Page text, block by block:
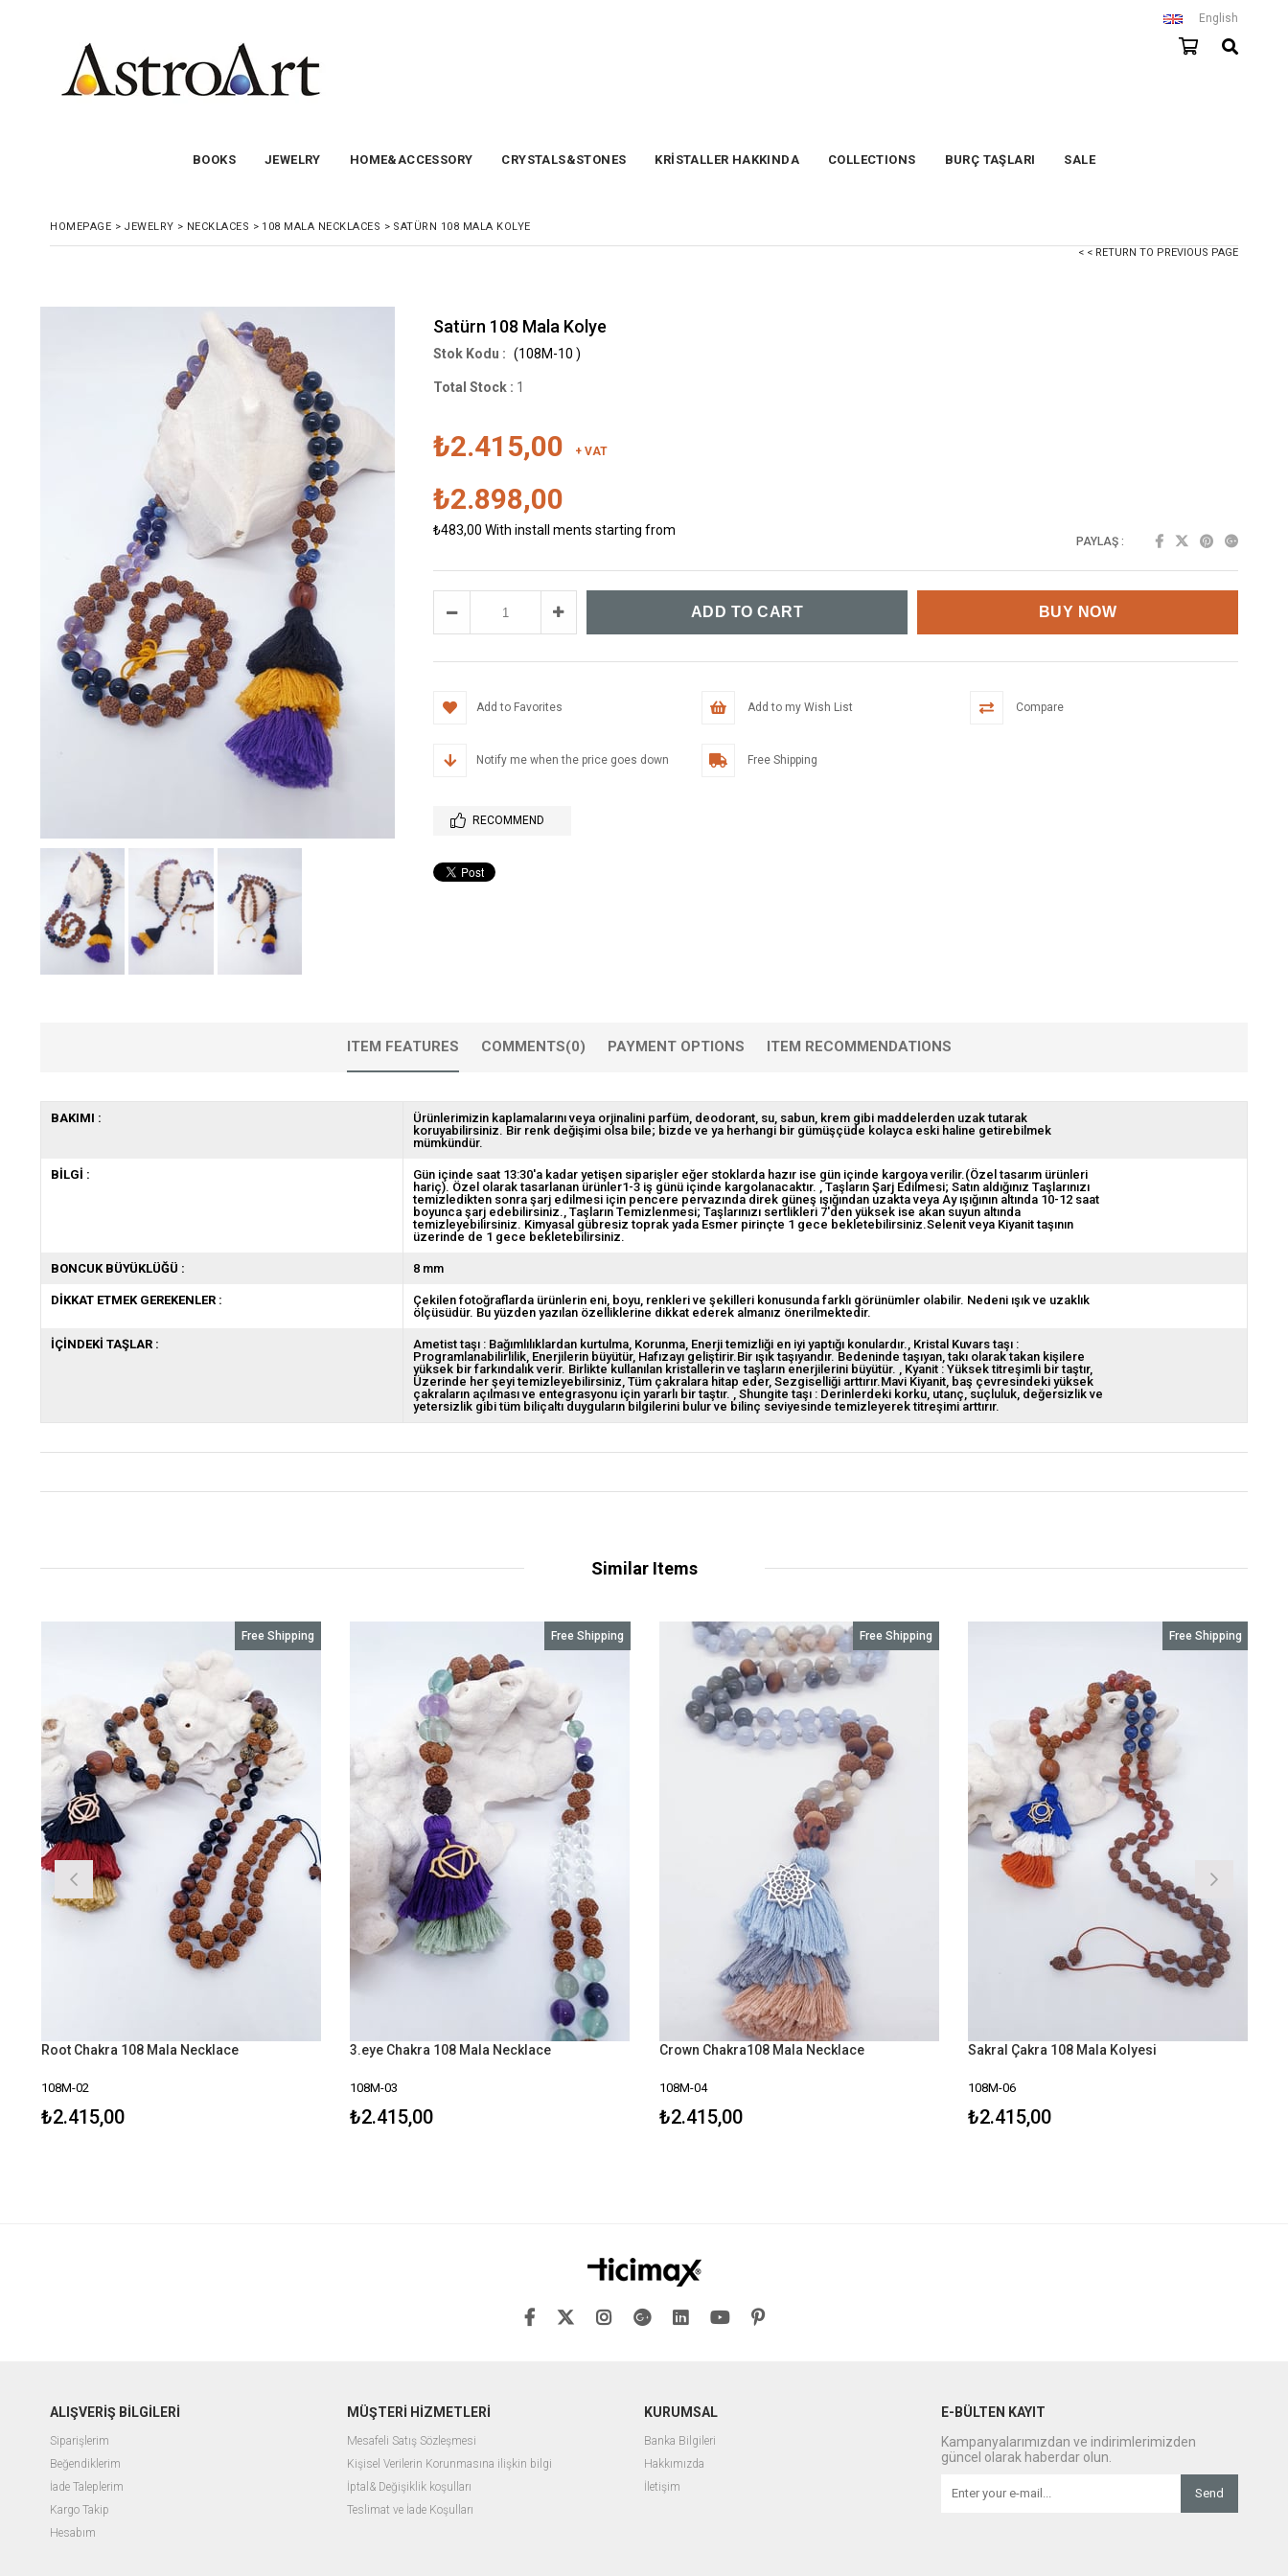
English
BOOKS JEWELRY HOME&ACCESSORY CRYSTALS&STONES KRİSTALLER HAKKINDA COLLECTIONS BURÇ TAŞLARI SALE
HOMEPAGE > JEWELRY > NECKLACES > 108 MALA NECKLACES > SATÜRN 108 MALA KOLYE
< < RETURN TO PREVIOUS PAGE
Satürn 108 Mala Kolye
(108M-10 )
Total Stock : 1
₺2.415,00 + VAT
₺2.898,00
₺483,00 With install ments starting from
PAYLAŞ :
Add to Favorites Add to my Wish List Compare
Notify me when the price goes down Free Shipping
RECOMMEND
ITEM FEATURES COMMENTS(0) PAYMENT OPTIONS ITEM RECOMMENDATIONS
BAKIMI :
Ürünlerimizin kaplamalarını veya orjinalini parfüm, deodorant, su, sabun, krem gibi maddelerden uzak tutarak
koruyabilirsiniz. Bir renk değişimi olsa bile; bizde ve ya herhangi bir gümüşçüde kolayca eski haline getirebilmek
mümkündür.
BİLGİ :
Gün içinde saat 13:30'a kadar yetişen siparişler eğer stoklarda hazır ise gün içinde kargoya verilir.(Özel tasarım ürünleri
hariç). Özel olarak tasarlanan ürünler1-3 iş günü içinde kargolanacaktır.
Taşların Şarj Edilmesi; Satın aldığınız Taşlarınızı
temizledikten sonra şarj edilmesi için pencere pervazında direk güneş ışığından uzakta veya Ay ışığının altında 10-12 saat
boyunca şarj edebilirsiniz. Taşların Temizlenmesi; Taşlarınızı sertlikleri 7'den yüksek ise akan suyun altında
temizleyebilirsiniz. Kimyasal gübresiz toprak yada Esmer pirinçte 1 gece bekletebilirsiniz.Selenit veya Kiyanit taşının
üzerinde de 1 gece bekletebilirsiniz.
BONCUK BÜYÜKLÜĞÜ : 8 mm
DİKKAT ETMEK GEREKENLER :
Çekilen fotoğraflarda ürünlerin eni, boyu, renkleri ve şekilleri konusunda farklı görünümler olabilir. Nedeni ışık ve uzaklık
ölçüsüdür. Bu yüzden yazılan özelliklerine dikkat ederek almanız önerilmektedir.
İÇİNDEKİ TAŞLAR : Ametist taşı : Bağımlılıklardan kurtulma, Korunma, Enerji temizliği en iyi yaptığı konulardır. Kristal Kuvars taşı :
Programlanabilirlilik, Enerjilerin büyütür, Hafızayı geliştirir.Bir ışık taşıyandır. Bedeninde taşıyan, takı olarak takan kişilere
yüksek bir farkındalık verir. Birlikte kullanılan kristallerin ve taşların enerjilerini büyütür.
Kyanit : Yüksek titreşimli bir taştır,
Üzerinde her şeyi temizleyebilirsiniz, Tüm çakralara hitap eder, Sezgiselliği arttırır.Mavi Kiyanit, baş çevresindeki yüksek
çakraların açılması ve entegrasyonu için yararlı bir taştır.
Shungite taşı : Derinlerdeki korku, utanç, suçluluk, değersizlik ve
yetersizlik gibi tüm biliçaltı duyguların bilgilerini bulur ve bilinç seviyesinde temizleyerek titreşimi arttırır.
Similar Items
Root Chakra 108 Mala Necklace
108M-02
₺2.415,00
Free Shipping
3.eye Chakra 108 Mala Necklace
108M-03
₺2.415,00
Free Shipping
Crown Chakra108 Mala Necklace
108M-04
₺2.415,00
Free Shipping
Sakral Çakra 108 Mala Kolyesi
108M-06
₺2.415,00
Free Shipping
ALIŞVERİŞ BİLGİLERİ
Siparişlerim
Beğendiklerim
İade Taleplerim
Kargo Takip
Hesabım
MÜŞTERİ HİZMETLERİ
Mesafeli Satış Sözleşmesi
Kişisel Verilerin Korunmasına ilişkin bilgi
İptal& Değişiklik koşulları
Teslimat ve İade Koşulları
KURUMSAL
Banka Bilgileri
Hakkımızda
İletişim
E-BÜLTEN KAYIT
Kampanyalarımızdan ve indirimlerimizden
güncel olarak haberdar olun.
Send